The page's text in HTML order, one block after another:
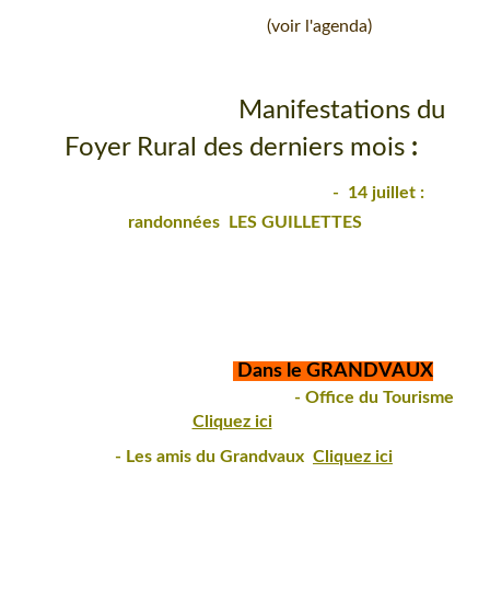
(voir l'agenda)
Manifestations du
Foyer Rural des derniers mois :
- 14 juillet :
randonnées LES GUILLETTES
Dans le GRANDVAUX
- Office du Tourisme
Cliquez ici
- Les amis du Grandvaux Cliquez ici